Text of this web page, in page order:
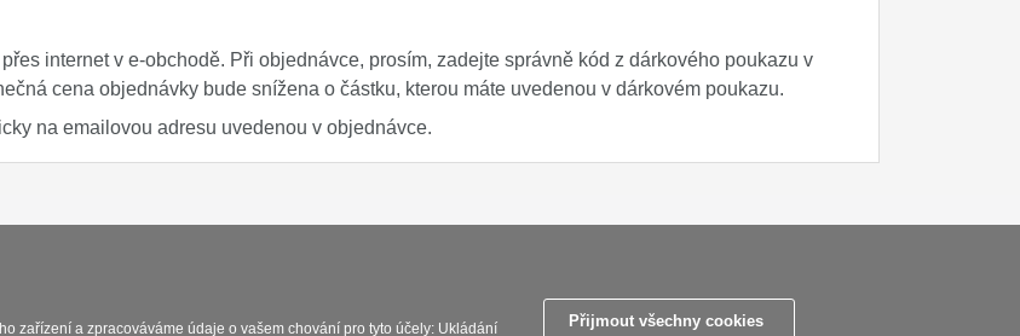
internet v e-obchodě. Při objednávce, prosím, zadejte správně kód z dárkového poukazu v
cena objednávky bude snížena o částku, kterou máte uvedenou v dárkovém poukazu.
na emailovou adresu uvedenou v objednávce.
Nastavení souborů cookies
zařízení a zpracováváme údaje o vašem chování pro tyto účely: Ukládání Přijmout všechny cookies